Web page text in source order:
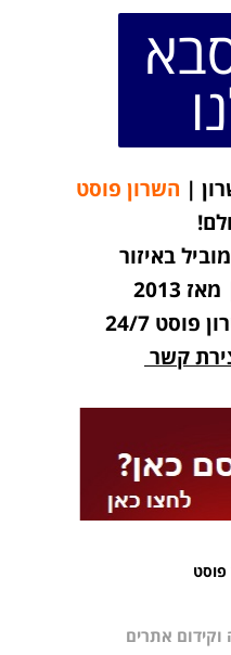
| השרון פוסט
באיזור
2013
24/7
קשר